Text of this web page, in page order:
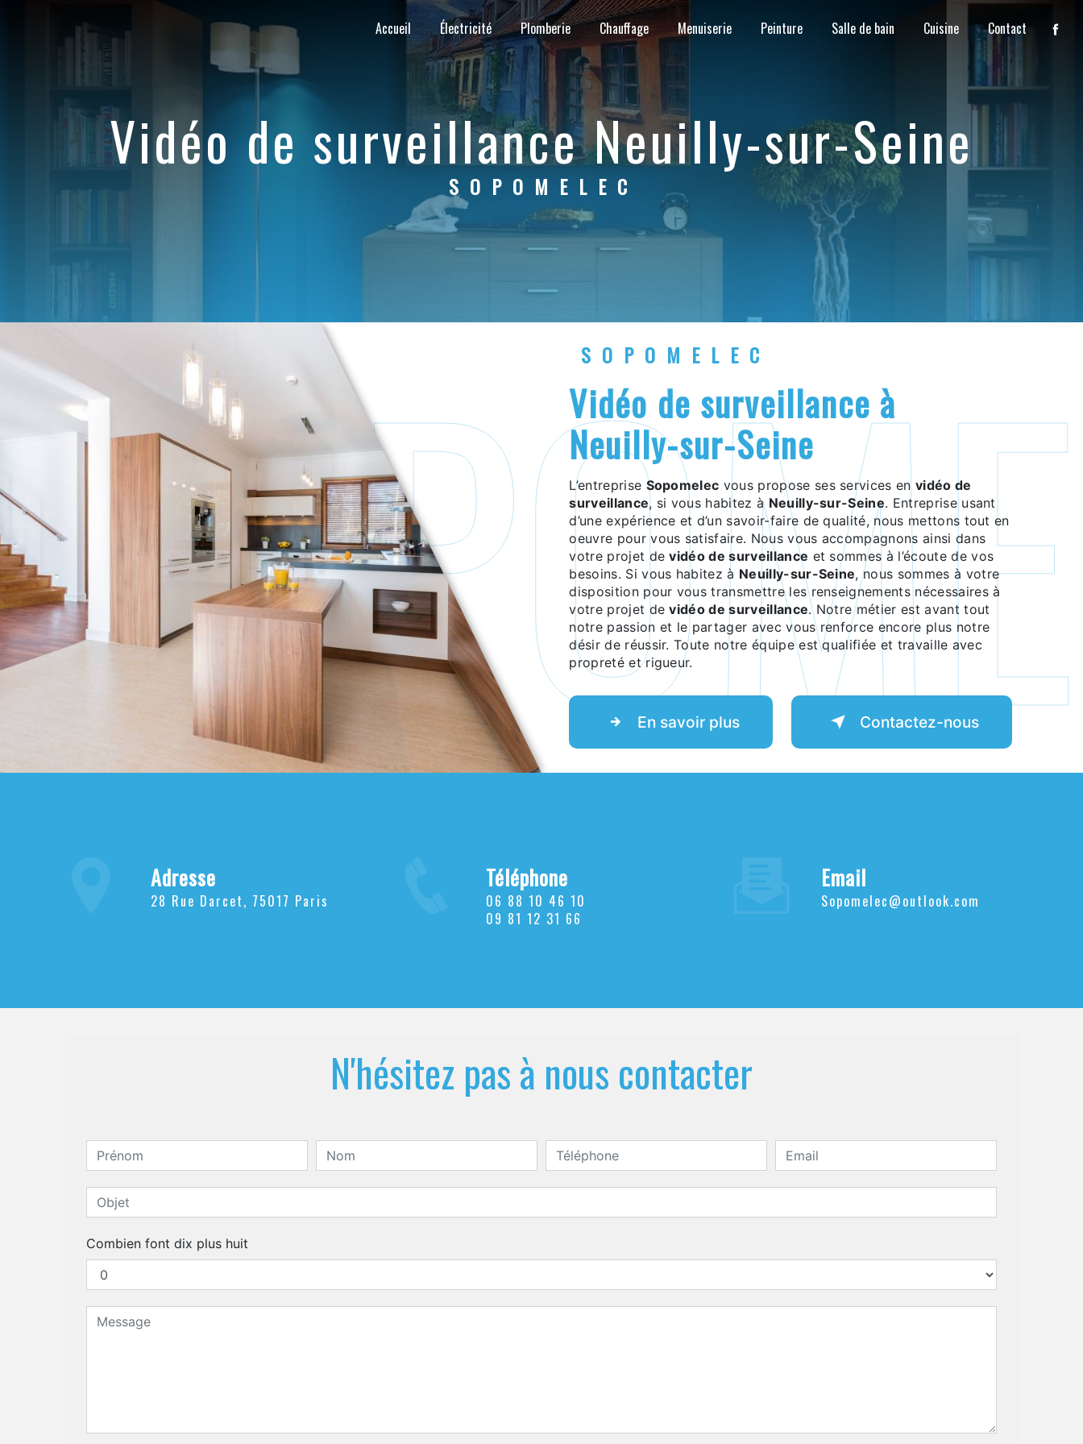
Accueil Électricité Plomberie Chauffage Menuiserie Peinture Salle de bain Cuisine Contact
vidéo de surveillance Neuilly-sur-Seine
SOPOMELEC
SOPOMELEC
vidéo de surveillance à
Neuilly-sur-Seine
L’entreprise Sopomelec vous propose ses services envidéo de
surveillance, si vous habitez à Neuilly-sur-Seine. Entreprise usant
d’une expérience et d’un savoir-faire de qualité, nous mettons tout en
oeuvre pour vous satisfaire. Nous vous accompagnons ainsi dans
votre projet devidéo de surveillance et sommes à l’écoute de vos
besoins. Si vous habitez à Neuilly-sur-Seine, nous sommes à votre
disposition pour vous transmettre les renseignements nécessaires à
votre projet devidéo de surveillance. Notre métier est avant tout
notre passion et le partager avec vous renforce encore plus notre
désir de réussir. Toute notre équipe est qualifiée et travaille avec
propreté et rigueur.
En savoir plus Contactez-nous
Adresse
28 Rue Darcet, 75017 Paris
Téléphone
06 88 10 46 10
09 81 12 31 66
Email
sopomelec@outlook.com
N'hésitez pas à nous contacter
Combien font dix plus huit
Panneau de gestion des cookies